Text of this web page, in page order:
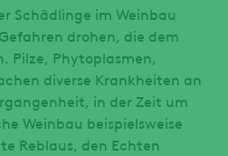
Schädlinge im Weinbau
drohen, die dem
Pilze, Phytoplasmen,
diverse Krankheiten an
in der Zeit um
Weinbau beispielsweise
Reblaus, den Echten